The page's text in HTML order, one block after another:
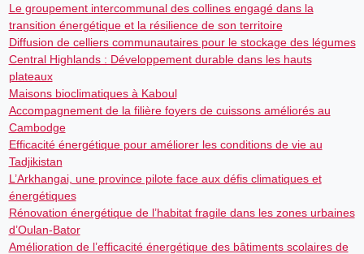
Le groupement intercommunal des collines engagé dans la
transition énergétique et la résilience de son territoire
Diffusion de celliers communautaires pour le stockage des légumes
Central Highlands : Développement durable dans les hauts
plateaux
Maisons bioclimatiques à Kaboul
Accompagnement de la filière foyers de cuissons améliorés au
Cambodge
Efficacité énergétique pour améliorer les conditions de vie au
Tadjikistan
L’Arkhangai, une province pilote face aux défis climatiques et
énergétiques
Rénovation énergétique de l’habitat fragile dans les zones urbaines
d’Oulan-Bator
Amélioration de l’efficacité énergétique des bâtiments scolaires de